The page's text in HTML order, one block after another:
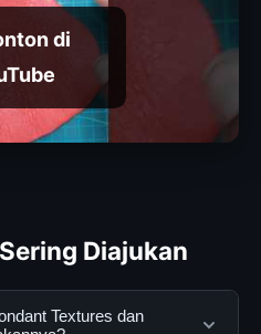
di
Diajukan
Textures dan